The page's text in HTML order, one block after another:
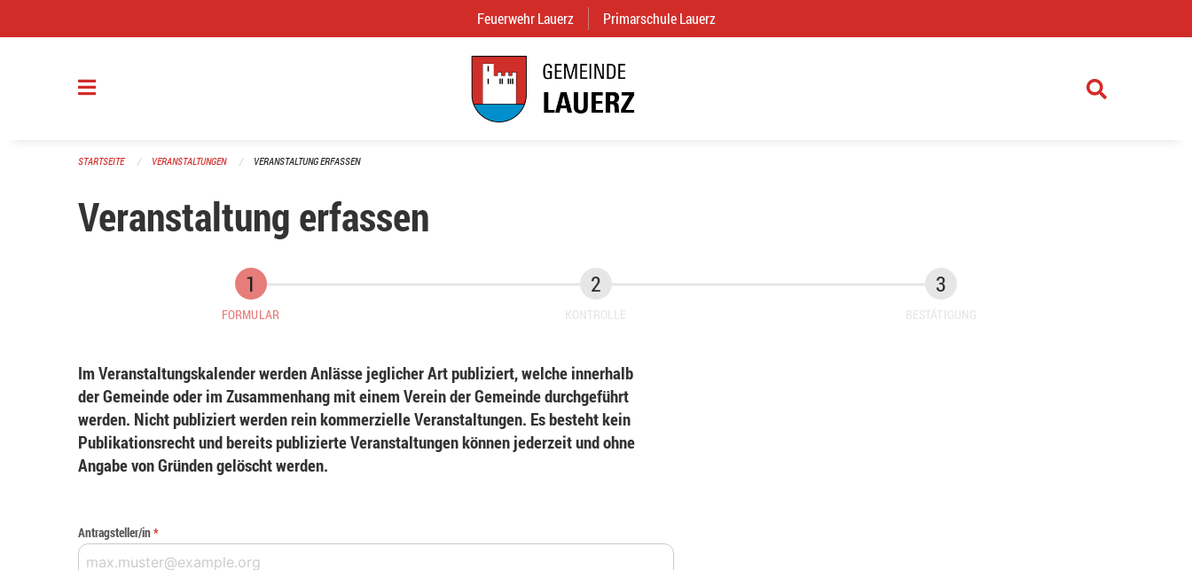
Feuerwehr Lauerz (External Link)
Primarschule Lauerz
STARTSEITE VERANSTALTUNGEN VERANSTALTUNG ERFASSEN
Veranstaltung erfassen
FORMULAR KONTROLLE BESTÄTIGUNG
Im Veranstaltungskalender werden Anlässe jeglicher Art publiziert, welche innerhalb
der Gemeinde oder im Zusammenhang mit einem Verein der Gemeinde durchgeführt
werden. Nicht publiziert werden rein kommerzielle Veranstaltungen. Es besteht kein
Publikationsrecht und bereits publizierte Veranstaltungen können jederzeit und ohne
Angabe von Gründen gelöscht werden.
Antragsteller/in*